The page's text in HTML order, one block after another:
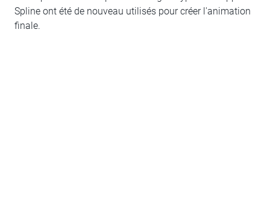
Spline ont été de nouveau utilisés pour créer l'animation
finale.